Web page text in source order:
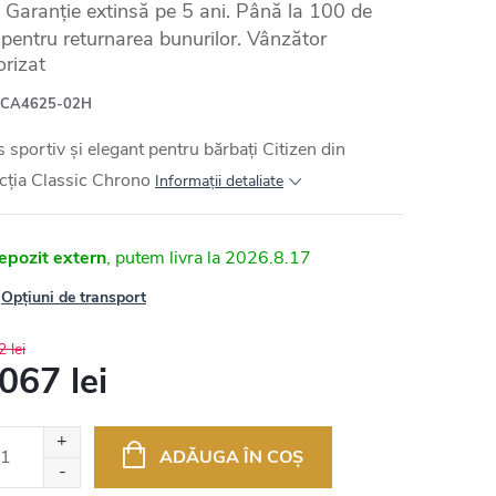
Garanție extinsă pe 5 ani. Până la 100 de
returnarea bunurilor. Vânzător
CA4625-02H
sportiv și elegant pentru bărbați Citizen din
Classic Chrono Informaţii detaliate
extern 2026.8.17
Opțiuni de transport
lei
lei
ADĂUGA ÎN COŞ